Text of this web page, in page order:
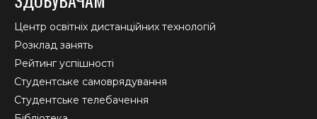
Центр освітніх дистанційних технологій
Розклад занять
Рейтинг успішності
Студентське самоврядування
Студентське телебачення